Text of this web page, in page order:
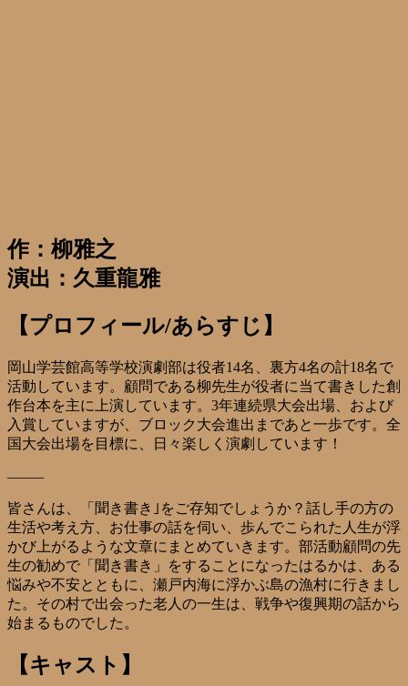
作：柳雅之
演出：久重龍雅
【プロフィール/あらすじ】
岡山学芸館高等学校演劇部は役者14名、裏方4名の計18名で
活動しています。顧問である柳先生が役者に当て書きした創
作台本を主に上演しています。3年連続県大会出場、および
入賞していますが、ブロック大会進出まであと一歩です。全
国大会出場を目標に、日々楽しく演劇しています！
——–
皆さんは、「聞き書き｣をご存知でしょうか？話し手の方の
生活や考え方、お仕事の話を伺い、歩んでこられた人生が浮
かび上がるような文章にまとめていきます。部活動顧問の先
生の勧めで「聞き書き」をすることになったはるかは、ある
悩みや不安とともに、瀬戸内海に浮かぶ島の漁村に行きまし
た。その村で出会った老人の一生は、戦争や復興期の話から
始まるものでした。
【キャスト】